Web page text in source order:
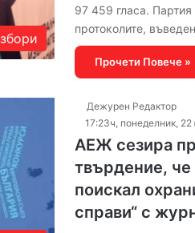
97 459 гласа.
протоколите,
Прочети Повече »
Дежурен Редактор
17:23ч, понеделник,
АЕЖ сезира
твърдение,
поискал
справи“ с